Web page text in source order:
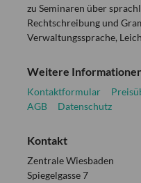
zu Seminaren über
Rechtschreibung und
Verwaltungssprache,
Weitere
Kontaktformular
AGB
Datenschutz
Kontakt
Zentrale Wiesbaden
Spiegelgasse 7